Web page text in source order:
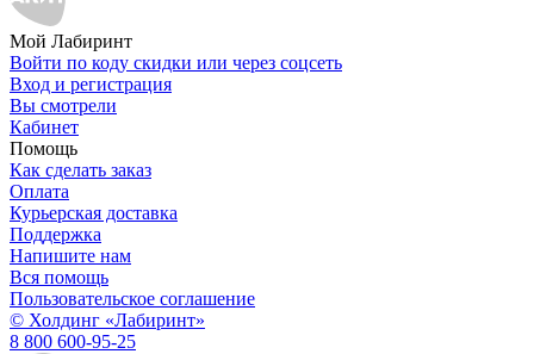
Мой Лабиринт
Войти по коду скидки или через соцсеть
Вход и регистрация
Вы смотрели
Кабинет
Помощь
Как сделать заказ
Оплата
Курьерская доставка
Поддержка
Напишите нам
Вся помощь
Пользовательское соглашение
© Холдинг «Лабиринт»
8 800 600-95-25